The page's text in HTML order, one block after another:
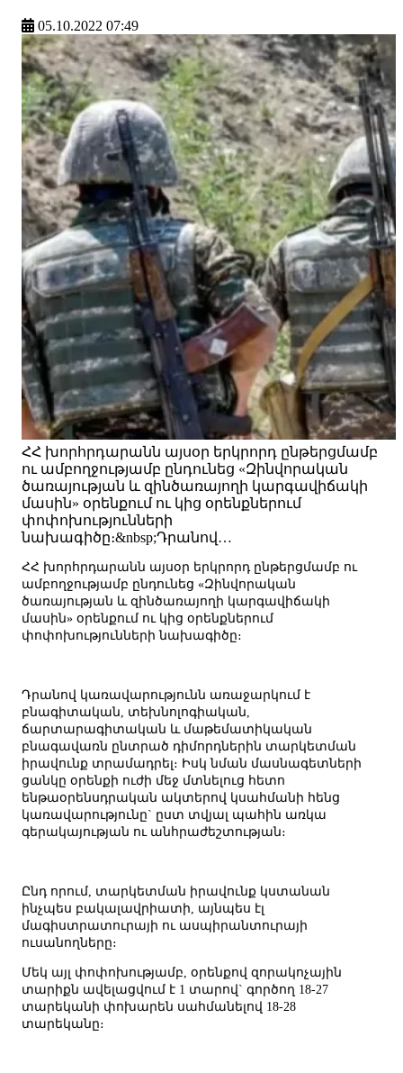
05.10.2022 07:49
ՀՀ խորհրդարանն այսօր երկրորդ ընթերցմամբ
ու ամբողջությամբ ընդունեց «Զինվորական
ծառայության և զինծառայողի կարգավիճակի
մասին» օրենքում ու կից օրենքներում
փոփոխությունների
նախագիծը։&nbsp;Դրանով…
ՀՀ խորհրդարանն այսօր երկրորդ ընթերցմամբ ու
ամբողջությամբ ընդունեց «Զինվորական
ծառայության և զինծառայողի կարգավիճակի
մասին» օրենքում ու կից օրենքներում
փոփոխությունների նախագիծը։
Դրանով կառավարությունն առաջարկում է
բնագիտական, տեխնոլոգիական,
ճարտարագիտական և մաթեմատիկական
բնագավառն ընտրած դիմորդներին տարկետման
իրավունք տրամադրել։ Իսկ նման մասնագետների
ցանկը օրենքի ուժի մեջ մտնելուց հետո
ենթաօրենսդրական ակտերով կսահմանի հենց
կառավարությունը` ըստ տվյալ պահին առկա
գերակայության ու անհրաժեշտության։
Ընդ որում, տարկետման իրավունք կստանան
ինչպես բակալավրիատի, այնպես էլ
մագիստրատուրայի ու ասպիրանտուրայի
ուսանողները։
Մեկ այլ փոփոխությամբ, օրենքով զորակոչային
տարիքն ավելացվում է 1 տարով` գործող 18-27
տարեկանի փոխարեն սահմանելով 18-28
տարեկանը։